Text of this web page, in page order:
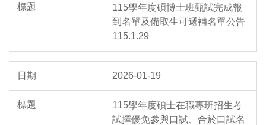
115學年度碩博士班甄試完成報
到名單及備取生可遞補名單公告
115.1.29
2026-01-19
115學年度碩士在職專班招生考
試擇優免參與口試、合於口試名